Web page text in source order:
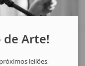
de Arte!
leilões,